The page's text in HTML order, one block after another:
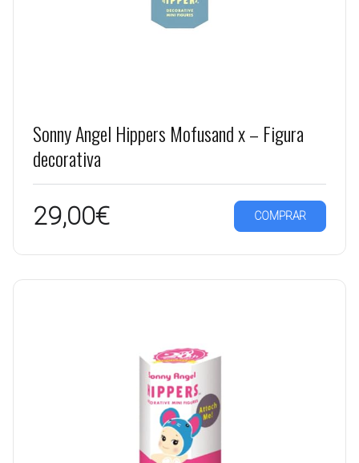
Sonny Angel Hippers Mofusand x – Figura
decorativa
29,00€ COMPRAR